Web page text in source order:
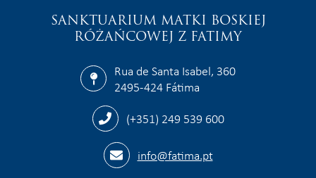
SANKTUARIUM MATKI BOSKIEJ
RÓŻAŃCOWEJ Z FATIMY
Rua de Santa Isabel, 360
2495-424 Fátima
(+351) 249 539 600
info@fatima.pt